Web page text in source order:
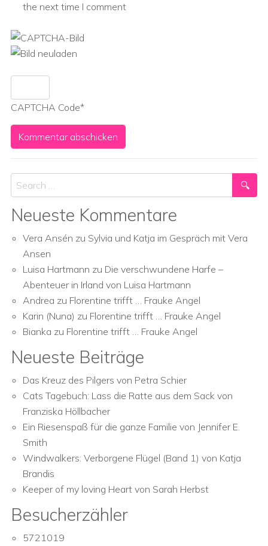
the next time I comment
CAPTCHA Code*
Search
Neueste Kommentare
Vera Ansén zu Sylvia und Katja im Gespräch mit Vera
Ansen
Luisa Hartmann zu Die verschwundene Harfe –
Abenteuer in Irland von Luisa Hartmann
Andrea zu Florentine trifft … Frauke Angel
Karin (Nuna) zu Florentine trifft … Frauke Angel
Bianka zu Florentine trifft … Frauke Angel
Neueste Beiträge
Das Kreuz des Pilgers von Petra Schier
Cats Tagebuch: Lass die Ratte aus dem Sack von
Franziska Höllbacher
Ein Riesenspaß für die ganze Familie von Jennifer E.
Smith
Windwalkers: Verborgene Flügel (Band 1) von Katja
Brandis
Keeper of my loving Heart von Sarah Herbst
Besucherzähler
5721019